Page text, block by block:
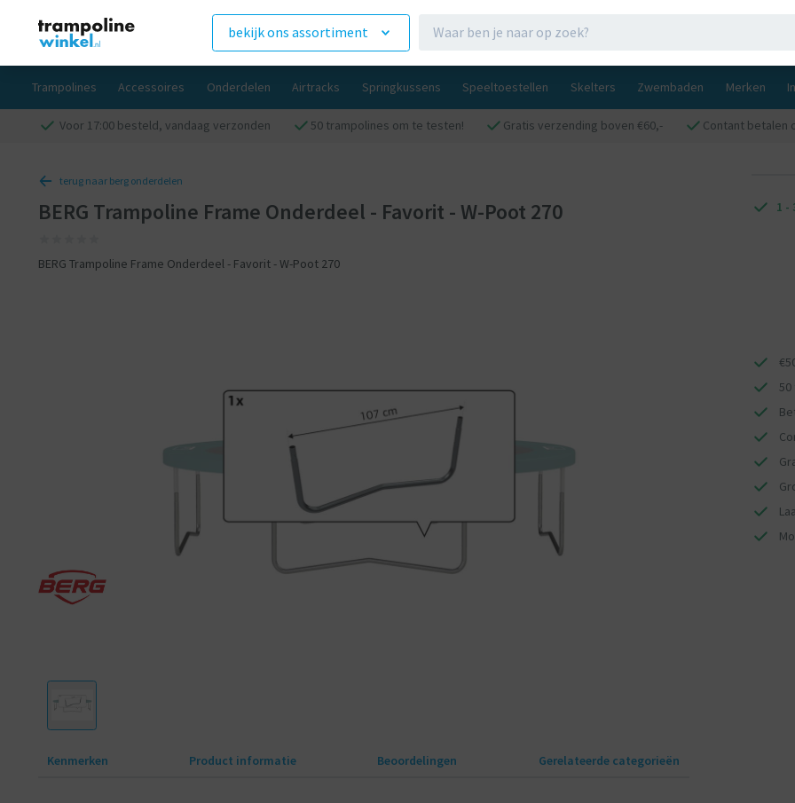
bekijk ons assortiment
Trampolines Accessoires Onderdelen Airtracks Springkussens Speeltoestellen Skelters Zwembaden Merken
Voor 17:00 besteld, vandaag verzonden 50 trampolines om te testen! Gratis verzending boven €60,- Contant betalen
terug naar berg onderdelen
BERG Trampoline Frame Onderdeel - Favorit - W-Poot 270
BERG Trampoline Frame Onderdeel - Favorit - W-Poot 270
Kenmerken Product informatie Beoordelingen Gerelateerde categorieën
1 -